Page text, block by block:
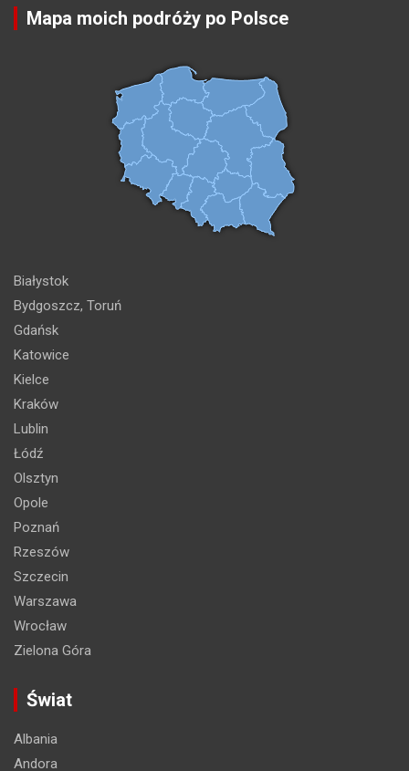
Mapa moich podróży po Polsce
Białystok
Bydgoszcz, Toruń
Gdańsk
Katowice
Kielce
Kraków
Lublin
Łódź
Olsztyn
Opole
Poznań
Rzeszów
Szczecin
Warszawa
Wrocław
Zielona Góra
Świat
Albania
Andora